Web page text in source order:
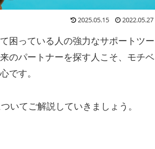
2025.05.15 2022.05.27
困っている人の強力なサポートツー
のパートナーを探す人こそ、モチベ
です。
いてご解説していきましょう。